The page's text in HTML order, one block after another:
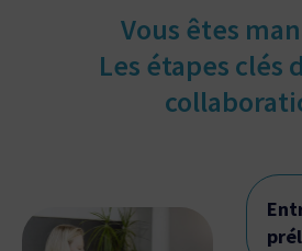
Vous êtes
Les étapes clés